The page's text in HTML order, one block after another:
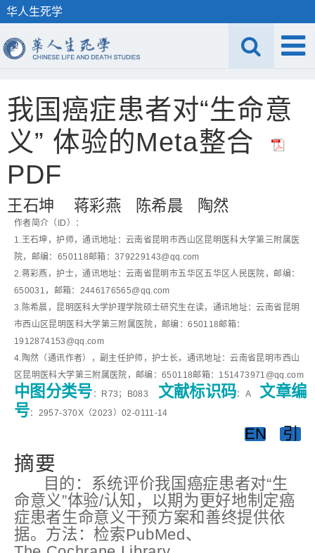
华人生死学
引
EN
我国癌症患者对“生命意
义” 体验的Meta整合
PDF
王石坤 蒋彩燕 陈希晨 陶然
作者简介（ID）：
1.王石坤，护师，通讯地址：云南省昆明市西山区昆明医科大学第三附属医
院，邮编：650118邮箱：379229143@qq.com
2.蒋彩燕，护士，通讯地址：云南省昆明市五华区五华区人民医院，邮编：
650031，邮箱：2446176565@qq.com
3.陈希晨，昆明医科大学护理学院硕士研究生在读，通讯地址：云南省昆明
市西山区昆明医科大学第三附属医院，邮编：650118邮箱：
1912874153@qq.com
4.陶然（通讯作者），副主任护师，护士长，通讯地址：云南省昆明市西山
区昆明医科大学第三附属医院，邮编：650118邮箱：151473971@qq.com
中图分类号 ：R73；B083 文献标识码：A 文章编
号：2957-370X（2023）02-0111-14
摘要
目的：系统评价我国癌症患者对“生
命意义”体验/认知，以期为更好地制定癌
症患者生命意义干预方案和善终提供依
据。方法：检索PubMed、